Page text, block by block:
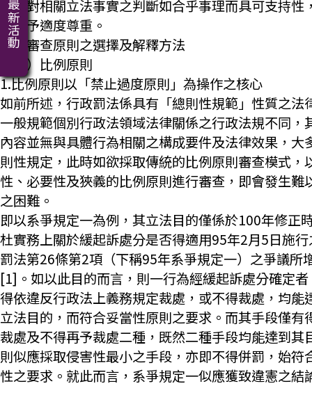
法者對相關立法事實之判斷如合乎事理而具可支持性
者應予適度尊重。
二、審查原則之選擇及解釋方法
（一）比例原則
1.比例原則以「禁止過度原則」為操作之核心
如前所述，行政罰法係具有「總則性規範」性質之法
一般規範個別行政法領域法律關係之行政法規不同，
內容並無與具體行為相關之構成要件及法律效果，大
則性規定，此時如欲採取傳統的比例原則審查模式，
性、必要性及狹義的比例原則進行審查，即會發生難
之困難。
即以系爭規定一為例，其立法目的僅係於100年修正
杜實務上關於緩起訴處分是否得適用95年2月5日施
罰法第26條第2項（下稱95年系爭規定一）之爭議所
[1]。如以此目的而言，則一行為經緩起訴處分確定
得依違反行政法上義務規定裁處，或不得裁處，均能
立法目的，而符合妥當性原則之要求。而其手段僅有
裁處及不得再予裁處二種，既然二種手段均能達到其
則似應採取侵害性最小之手段，亦即不得併罰，始符
性之要求。就此而言，系爭規定一似應獲致違憲之結
最新活動